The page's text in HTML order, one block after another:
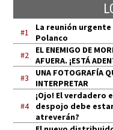
#1
La reunión urgente
Polanco
#2
EL ENEMIGO DE
AFUERA. ¡ESTÁ
#3
UNA FOTOGRAFÍA
INTERPRETAR
#4
¡Ojo! El verdadero
despojo debe
atreverán?